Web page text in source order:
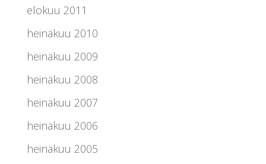
elokuu 2011
heinäkuu 2010
heinäkuu 2009
heinäkuu 2008
heinäkuu 2007
heinäkuu 2006
heinäkuu 2005